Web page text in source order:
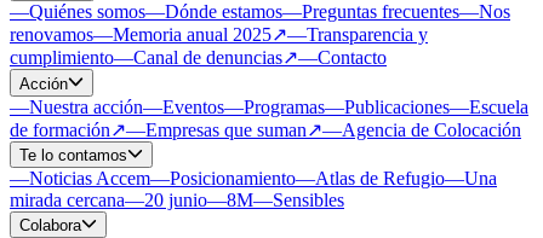
—Quiénes somos—Dónde estamos—Preguntas frecuentes—Nos
renovamos—Memoria anual 2025↗—Transparencia y
cumplimiento—Canal de denuncias↗—Contacto
Acción
—Nuestra acción—Eventos—Programas—Publicaciones—Escuela
de formación↗—Empresas que suman↗—Agencia de Colocación
Te lo contamos
—Noticias Accem—Posicionamiento—Atlas de Refugio—Una
mirada cercana—20 junio—8M—Sensibles
Colabora